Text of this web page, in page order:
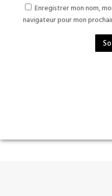
Enregistrer mon nom,
navigateur pour mon